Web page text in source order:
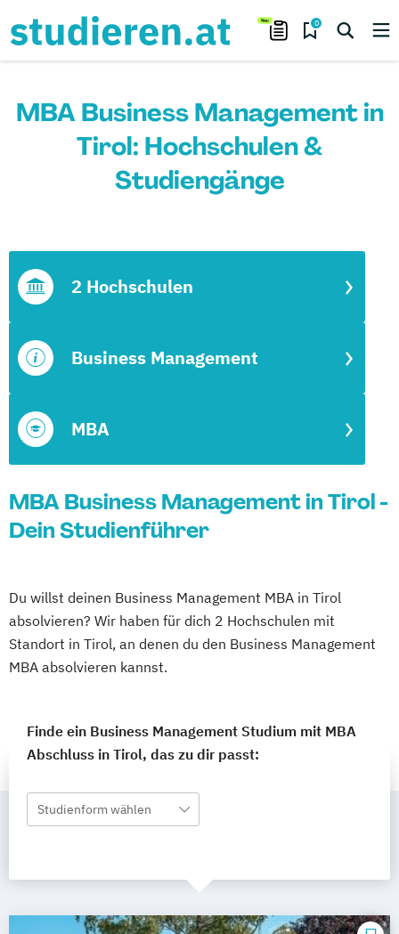
0
MBA Business Management in
Tirol: Hochschulen &
Studiengänge
MBA
Business Management
2 Hochschulen
MBA Business Management in Tirol -
Dein Studienführer
Du willst deinen Business Management MBA in Tirol
absolvieren? Wir haben für dich 2 Hochschulen mit
Standort in Tirol, an denen du den Business Management
MBA absolvieren kannst.
Finde ein Business Management Studium mit MBA
Abschluss in Tirol, das zu dir passt:
Studienform wählen